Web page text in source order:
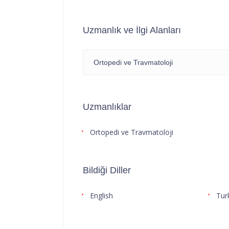
Uzmanlık ve İlgi Alanları
Ortopedi ve Travmatoloji
Uzmanlıklar
Ortopedi ve Travmatoloji
Bildiği Diller
English